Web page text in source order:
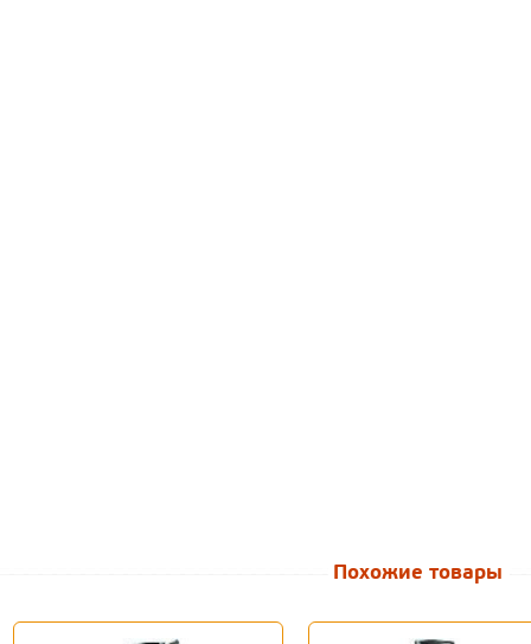
Похожие товары